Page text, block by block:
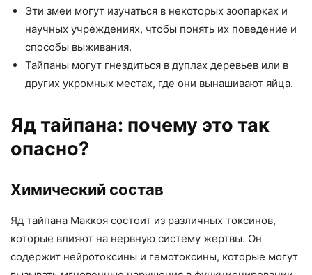
Эти змеи могут изучаться в некоторых зоопарках и
научных учреждениях, чтобы понять их поведение и
способы выживания.
Тайпаны могут гнездиться в дуплах деревьев или в
других укромных местах, где они вынашивают яйца.
Яд тайпана: почему это так
опасно?
Химический состав
Яд тайпана Маккоя состоит из различных токсинов,
которые влияют на нервную систему жертвы. Он
содержит нейротоксины и гемотоксины, которые могут